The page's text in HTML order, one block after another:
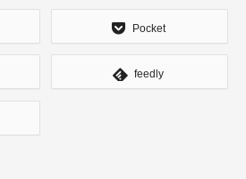
Pocket
feedly